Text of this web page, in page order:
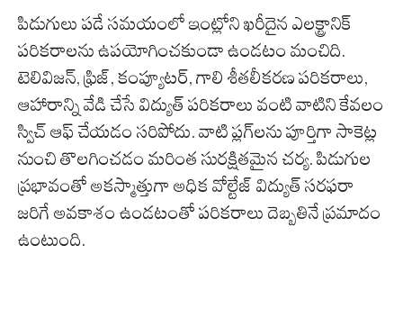
పిడుగులు పడే సమయంలో ఇంట్లోని ఖరీదైన ఎలక్ట్రానిక్
పరికరాలను ఉపయోగించకుండా ఉండటం మంచిది.
టెలివిజన్, ఫ్రిజ్, కంప్యూటర్, గాలి శీతలీకరణ పరికరాలు,
ఆహారాన్ని వేడి చేసే విద్యుత్ పరికరాలు వంటి వాటిని కేవలం
స్విచ్ ఆఫ్ చేయడం సరిపోదు. వాటి ప్లగ్‌లను పూర్తిగా సాకెట్ల
నుంచి తొలగించడం మరింత సురక్షితమైన చర్య. పిడుగుల
ప్రభావంతో అకస్మాత్తుగా అధిక వోల్టేజ్ విద్యుత్ సరఫరా
జరిగే అవకాశం ఉండటంతో పరికరాలు దెబ్బతినే ప్రమాదం
ఉంటుంది.